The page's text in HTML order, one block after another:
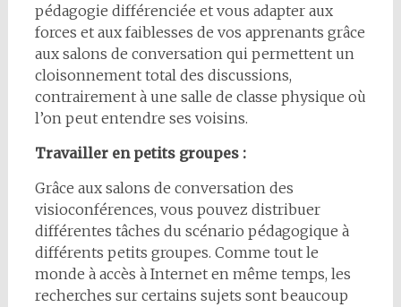
pédagogie différenciée et vous adapter aux
forces et aux faiblesses de vos apprenants grâce
aux salons de conversation qui permettent un
cloisonnement total des discussions,
contrairement à une salle de classe physique où
l’on peut entendre ses voisins.
Travailler en petits groupes :
Grâce aux salons de conversation des
visioconférences, vous pouvez distribuer
différentes tâches du scénario pédagogique à
différents petits groupes. Comme tout le
monde à accès à Internet en même temps, les
recherches sur certains sujets sont beaucoup